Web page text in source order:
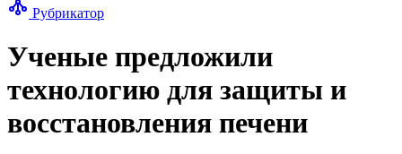
Рубрикатор
Ученые предложили
технологию для защиты и
восстановления печени